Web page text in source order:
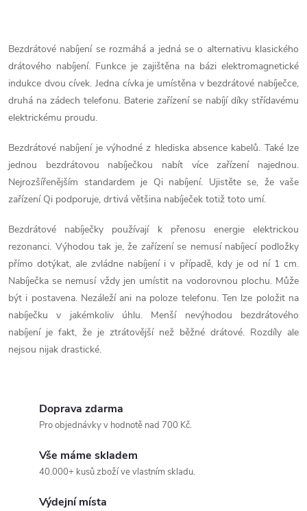
v
l
á
a
c
í
p
r
v
k
y
Bezdrátové nabíjení se rozmáhá a jedná se o alternativu klasického
drátového nabíjení. Funkce je zajištěna na bázi elektromagnetické
indukce dvou cívek. Jedna cívka je umístěna v bezdrátové nabíječce,
druhá na zádech telefonu. Baterie zařízení se nabíjí díky střídavému
elektrickému proudu.
Bezdrátové nabíjení je výhodné z hlediska absence kabelů. Také lze
jednou bezdrátovou nabíječkou nabít více zařízení najednou.
Nejrozšířenějším standardem je Qi nabíjení. Ujistěte se, že vaše
zařízení Qi podporuje, drtivá většina nabíječek totiž toto umí.
Bezdrátové nabíječky používají k přenosu energie elektrickou
rezonanci. Výhodou tak je, že zařízení se nemusí nabíjecí podložky
přímo dotýkat, ale zvládne nabíjení i v případě, kdy je od ní 1 cm.
Nabíječka se nemusí vždy jen umístit na vodorovnou plochu. Může
být i postavena. Nezáleží ani na poloze telefonu. Ten lze položit na
nabíječku v jakémkoliv úhlu. Menší nevýhodou bezdrátového
nabíjení je fakt, že je ztrátovější než běžné drátové. Rozdíly ale
nejsou nijak drastické.
Doprava zdarma
Pro objednávky v hodnotě nad 700 Kč.
Vše máme skladem
40.000+ kusů zboží ve vlastním skladu.
Výdejní místa